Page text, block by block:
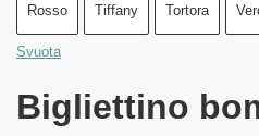
Rosso Tiffany Tortora
Svuota
Bigliettino